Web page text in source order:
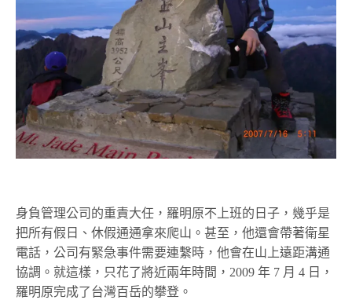
身負管理公司的重責大任，羅明原不上班的日子，幾乎是
把所有假日、休假通通拿來爬山。甚至，他還會帶著衛星
電話，公司有緊急事件需要連繫時，他會在山上遠距溝通
協調。就這樣，只花了將近兩年時間，2009 年 7 月 4 日，
羅明原完成了台灣百岳的攀登。